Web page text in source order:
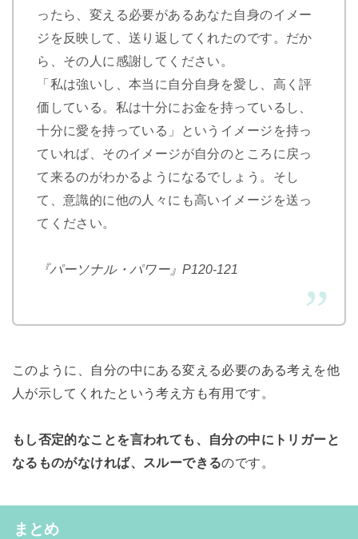
ったら、変える必要があるあなた自身のイメー
ジを反映して、送り返してくれたのです。だか
ら、その人に感謝してください。
「私は強いし、本当に自分自身を愛し、高く評
価している。私は十分にお金を持っているし、
十分に愛を持っている」というイメージを持っ
ていれば、そのイメージが自分のところに戻っ
て来るのがわかるようになるでしょう。そし
て、意識的に他の人々にも高いイメージを送っ
てください。
『パーソナル・パワー』P120-121
このように、自分の中にある変える必要のある考えを他
人が示してくれたという考え方も有用です。
もし否定的なことを言われても、自分の中にトリガーと
なるものがなければ、スルーできるのです。
まとめ